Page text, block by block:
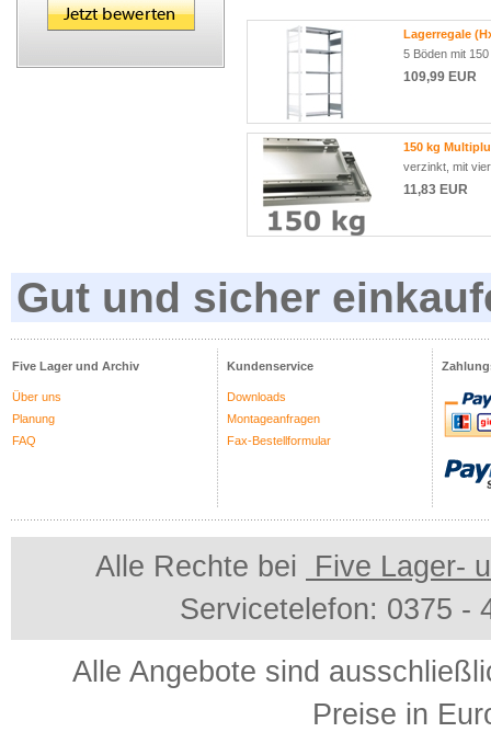
Lagerregale
5 Böden mit
109,99 EUR
150 kg
verzinkt, mit
11,83 EUR
Gut und sicher
Five Lager und Archiv
Über uns
Planung
FAQ
Kundenservice
Downloads
Montageanfragen
Fax-Bestellformular
Alle Rechte bei
Five Lager-
Servicetelefon: 0375 -
Alle Angebote sind
Preise in